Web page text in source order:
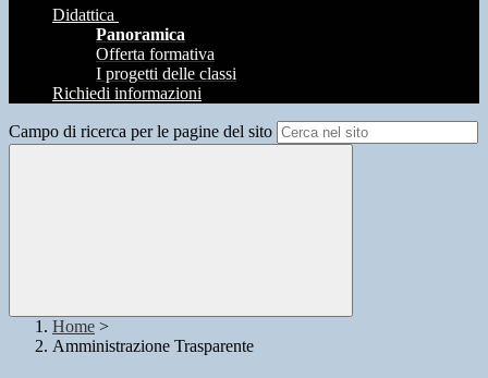
Didattica
Panoramica
Offerta formativa
I progetti delle classi
Richiedi informazioni
Campo di ricerca per le pagine del sito
Home >
Amministrazione Trasparente